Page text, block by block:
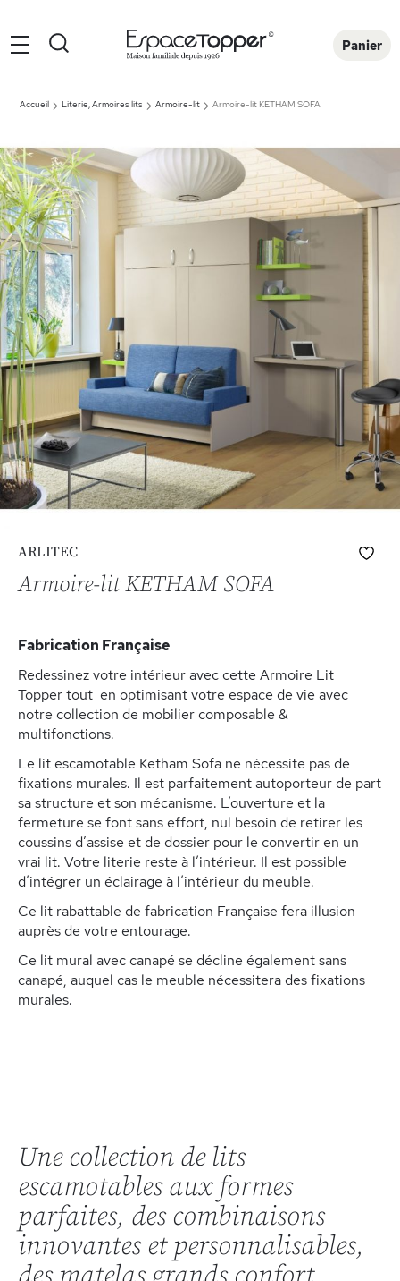
Panier
Rechercher
Accueil Literie, Armoires lits Armoire-lit Armoire-lit KETHAM SOFA
to
the
end
of
the
images
gallery
beginning
the
images
gallery
ARLITEC
Armoire-lit KETHAM SOFA
Fabrication Française
Redessinez votre intérieur avec cette Armoire Lit
Topper tout en optimisant votre espace de vie avec
notre collection de mobilier composable &
multifonctions.
Le lit escamotable Ketham Sofa ne nécessite pas de
fixations murales. Il est parfaitement autoporteur de part
sa structure et son mécanisme. L’ouverture et la
fermeture se font sans effort, nul besoin de retirer les
coussins d’assise et de dossier pour le convertir en un
vrai lit. Votre literie reste à l’intérieur. Il est possible
d’intégrer un éclairage à l’intérieur du meuble.
Ce lit rabattable de fabrication Française fera illusion
auprès de votre entourage.
Ce lit mural avec canapé se décline également sans
canapé, auquel cas le meuble nécessitera des fixations
murales.
Une collection de lits
escamotables aux formes
parfaites, des combinaisons
innovantes et personnalisables,